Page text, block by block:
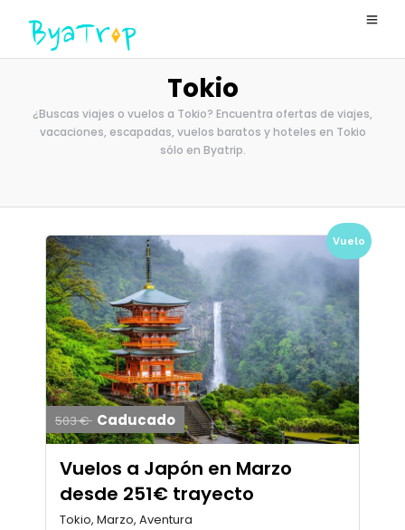
Tokio
¿Buscas viajes o vuelos a Tokio? Encuentra ofertas de viajes,
vacaciones, escapadas, vuelos baratos y hoteles en Tokio
sólo en Byatrip.
Vuelo
503 € Caducado
Vuelos a Japón en Marzo
desde 251€ trayecto
Tokio, Marzo, Aventura